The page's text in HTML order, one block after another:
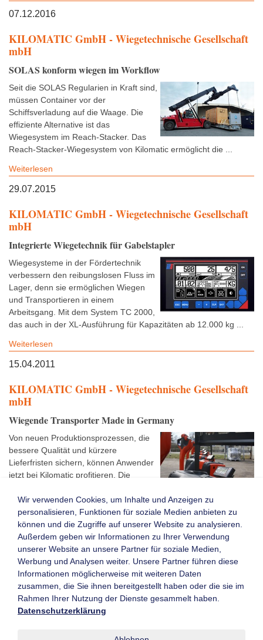
07.12.2016
KILOMATIC GmbH - Wiegetechnische Gesellschaft
mbH
SOLAS konform wiegen im Workflow
Seit die SOLAS Regularien in Kraft sind,
müssen Container vor der
Schiffsverladung auf die Waage. Die
effiziente Alternative ist das
Wiegesystem im Reach-Stacker. Das
Reach-Stacker-Wiegesystem von Kilomatic ermöglicht die ...
Weiterlesen
29.07.2015
KILOMATIC GmbH - Wiegetechnische Gesellschaft
mbH
Integrierte Wiegetechnik für Gabelstapler
Wiegesysteme in der Fördertechnik
verbessern den reibungslosen Fluss im
Lager, denn sie ermöglichen Wiegen
und Transportieren in einem
Arbeitsgang. Mit dem System TC 2000,
das auch in der XL-Ausführung für Kapazitäten ab 12.000 kg ...
Weiterlesen
15.04.2011
KILOMATIC GmbH - Wiegetechnische Gesellschaft
mbH
Wiegende Transporter Made in Germany
Von neuen Produktionsprozessen, die
bessere Qualität und kürzere
Lieferfristen sichern, können Anwender
jetzt bei Kilomatic profitieren. Die
präsentieren interessierten Besuchern
auf der CeMAT in ...
Kontaktformular
Newsletter
Archiv
Mitglieder-Login
Neu registrieren
Leistungsverzeichnis
Messen & Veranstaltungen
Wir verwenden Cookies, um Inhalte und Anzeigen zu
personalisieren, Funktionen für soziale Medien anbieten zu
können und die Zugriffe auf unserer Website zu analysieren.
Außerdem geben wir Informationen zu Ihrer Verwendung
unserer Website an unsere Partner für soziale Medien,
Werbung und Analysen weiter. Unsere Partner führen diese
Informationen möglicherweise mit weiteren Daten
zusammen, die Sie ihnen bereitgestellt haben oder die sie im
Rahmen Ihrer Nutzung der Dienste gesammelt haben.
Datenschutzerklärung